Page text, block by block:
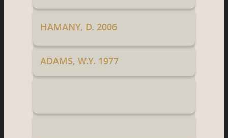
HAMANY, D. 2006
ADAMS, W.Y. 1977